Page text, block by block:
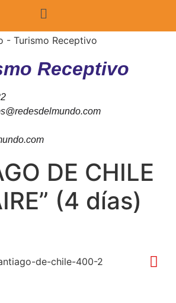
Receptivo
DE CHILE
(4 días)